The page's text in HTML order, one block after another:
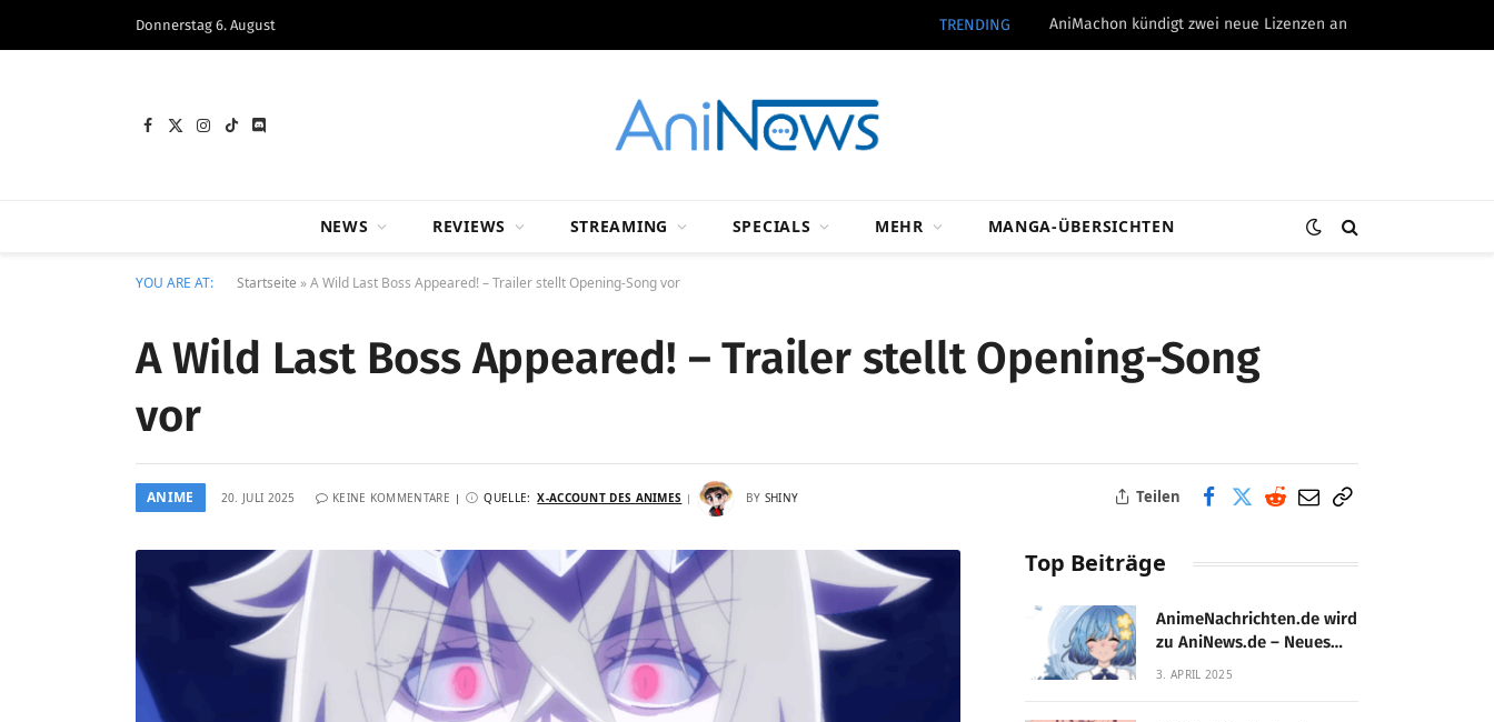
Donnerstag 6. August TRENDING AniMachon kündigt zwei neue Lizenzen an
Facebook
X
Instagram
TikTokDiscord
NEWS REVIEWS STREAMING SPECIALS MEHR MANGA-ÜBERSICHTEN
YOU ARE AT: Startseite »A Wild Last Boss Appeared! – Trailer stellt Opening-Song vor
A Wild Last Boss Appeared! – Trailer stellt Opening-Song
vor
ANIME 20. JULI 2025 KEINE KOMMENTARE QUELLE: X-ACCOUNT DES ANIMES BY SHINY Teilen
Top Beiträge
AnimeNachrichten.de wird
zu AniNews.de – Neues
Design, gewohnte
3. APRIL 2025